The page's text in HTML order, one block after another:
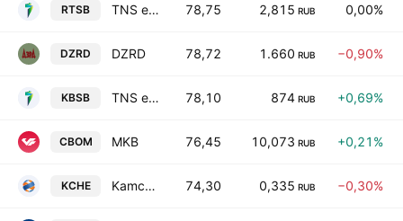
RTSB TNS energo Rostov-na-Dony 78,75 2,815 RUB 0,00%
DZRD DZRD 78,72 1.660 RUB −0,90%
KBSB TNS energo Kuban Company 78,10 874 RUB +0,69%
CBOM MKB 76,45 10,073 RUB +0,21%
KCHE Kamchatskenergo 74,30 0,335 RUB −0,30%